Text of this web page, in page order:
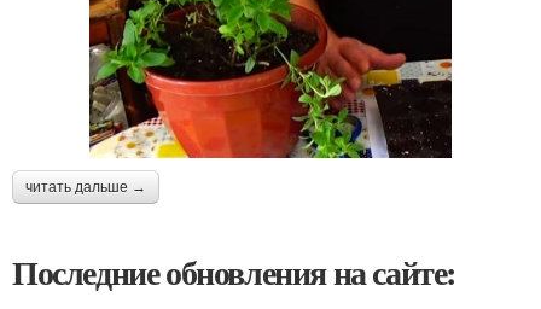
читать дальше →
Последние обновления на сайте: